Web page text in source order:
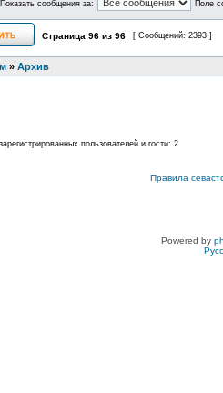
Показать сообщения за: Поле
Страница 96 из 96 [ Сообщений: 2393 ]
» Архив
пользователей и гости: 2
Правила
Powered by